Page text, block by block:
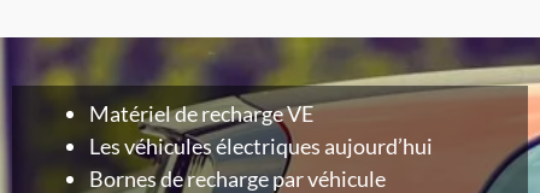
Matériel de recharge VE
Les véhicules électriques aujourd’hui
Bornes de recharge par véhicule